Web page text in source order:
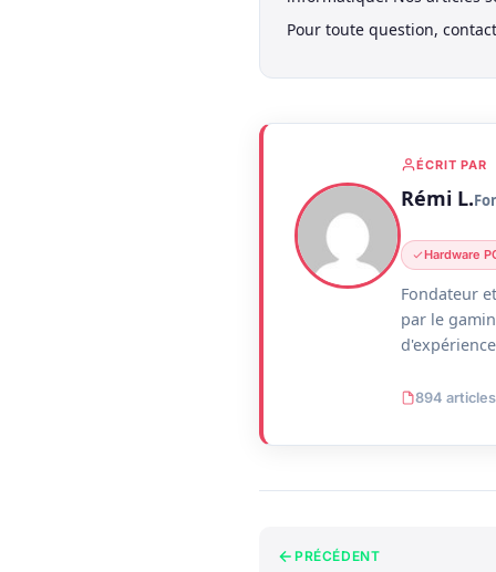
Pour toute question,
ÉCRIT PAR
Rémi L.
Hardware
Fondateur
par le
894
PRÉCÉDENT